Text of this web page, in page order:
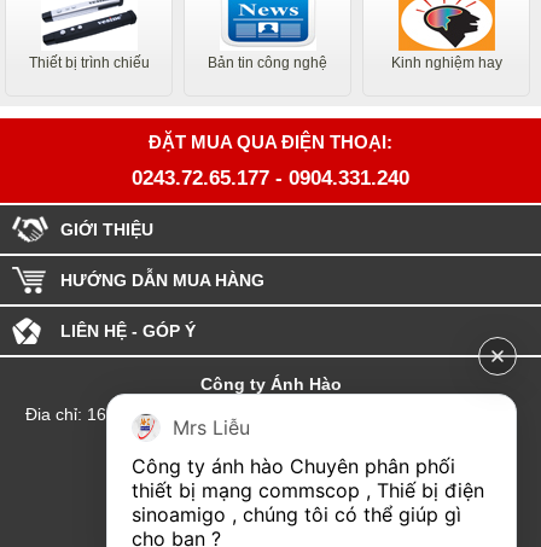
Thiết bị trình chiếu Bản tin công nghệ Kinh nghiệm hay
ĐẶT MUA QUA ĐIỆN THOẠI:
0243.72.65.177 - 0904.331.240
GIỚI THIỆU
HƯỚNG DẪN MUA HÀNG
LIÊN HỆ - GÓP Ý
Công ty Ánh Hào
Đia chỉ: 164 Phố Chùa Láng - Phường Láng - Thành phố Hà Nội
Email: Kinhdoanhanhhao@gmail.com
Đại lý Hải Phòng
Mrs Liễu
Công ty ánh hào Chuyên phân phối
thiết bị mạng commscop , Thiế bị điện
sinoamigo , chúng tôi có thể giúp gì
cho bạn ?